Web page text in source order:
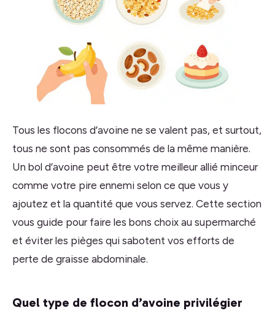
Tous les flocons d’avoine ne se valent pas, et surtout,
tous ne sont pas consommés de la même manière.
Un bol d’avoine peut être votre meilleur allié minceur
comme votre pire ennemi selon ce que vous y
ajoutez et la quantité que vous servez. Cette section
vous guide pour faire les bons choix au supermarché
et éviter les pièges qui sabotent vos efforts de
perte de graisse abdominale.
Quel type de flocon d’avoine privilégier